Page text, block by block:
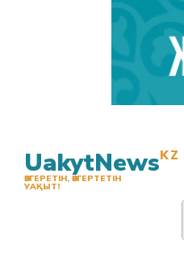
UakytNewsKZ
ӨЗГЕРЕТІН, ӨЗГЕРТЕТІН
УАҚЫТ!